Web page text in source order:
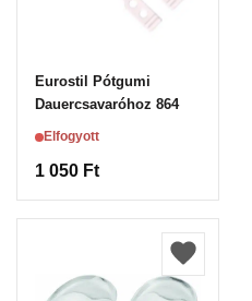
Eurostil Pótgumi
Dauercsavaróhoz 864
Elfogyott
1 050 Ft